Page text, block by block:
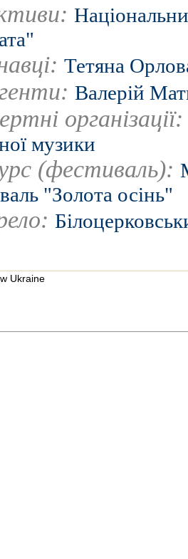
Тетяна
Валерій
музики
(фестиваль):
"Золота осінь"
Ukraine